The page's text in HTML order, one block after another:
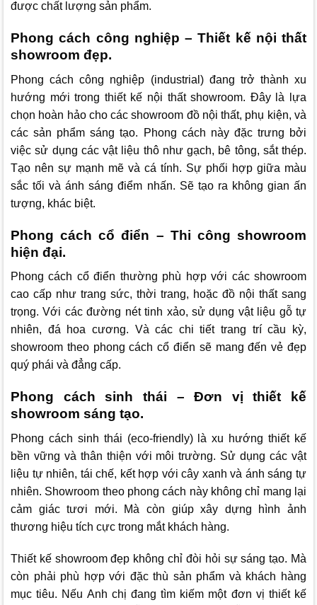
được chất lượng sản phẩm.
Phong cách công nghiệp – Thiết kế nội thất
showroom đẹp.
Phong cách công nghiệp (industrial) đang trở thành xu
hướng mới trong thiết kế nội thất showroom. Đây là lựa
chọn hoàn hảo cho các showroom đồ nội thất, phụ kiện, và
các sản phẩm sáng tạo. Phong cách này đặc trưng bởi
việc sử dụng các vật liệu thô như gạch, bê tông, sắt thép.
Tạo nên sự mạnh mẽ và cá tính. Sự phối hợp giữa màu
sắc tối và ánh sáng điểm nhấn. Sẽ tạo ra không gian ấn
tượng, khác biệt.
Phong cách cổ điển – Thi công showroom
hiện đại.
Phong cách cổ điển thường phù hợp với các showroom
cao cấp như trang sức, thời trang, hoặc đồ nội thất sang
trọng. Với các đường nét tinh xảo, sử dụng vật liệu gỗ tự
nhiên, đá hoa cương. Và các chi tiết trang trí cầu kỳ,
showroom theo phong cách cổ điển sẽ mang đến vẻ đẹp
quý phái và đẳng cấp.
Phong cách sinh thái – Đơn vị thiết kế
showroom sáng tạo.
Phong cách sinh thái (eco-friendly) là xu hướng thiết kế
bền vững và thân thiện với môi trường. Sử dụng các vật
liệu tự nhiên, tái chế, kết hợp với cây xanh và ánh sáng tự
nhiên. Showroom theo phong cách này không chỉ mang lại
cảm giác tươi mới. Mà còn giúp xây dựng hình ảnh
thương hiệu tích cực trong mắt khách hàng.
Thiết kế showroom đẹp không chỉ đòi hỏi sự sáng tạo. Mà
còn phải phù hợp với đặc thù sản phẩm và khách hàng
mục tiêu. Nếu Anh chị đang tìm kiếm một đơn vị thiết kế